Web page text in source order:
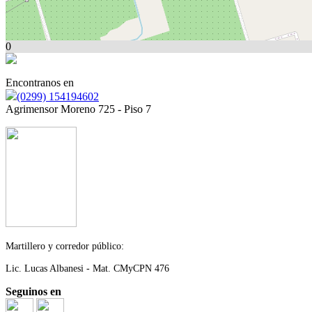
0
Encontranos en
(0299) 154194602
Agrimensor Moreno 725 - Piso 7
Martillero y corredor público:
Lic. Lucas Albanesi - Mat. CMyCPN 476
Seguinos en